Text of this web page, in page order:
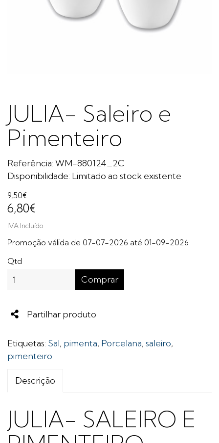
JULIA- Saleiro e
Pimenteiro
Referência: WM-880124_2C
Disponibilidade: Limitado ao stock existente
9,50€
6,80€
IVA Incluído
Promoção válida de 07-07-2026 até 01-09-2026
Qtd
Comprar
Share
Partilhar produto
Etiquetas: Sal, pimenta, Porcelana, saleiro,
pimenteiro
Descrição
JULIA- SALEIRO E